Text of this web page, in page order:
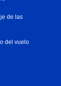
de las
del vuelo